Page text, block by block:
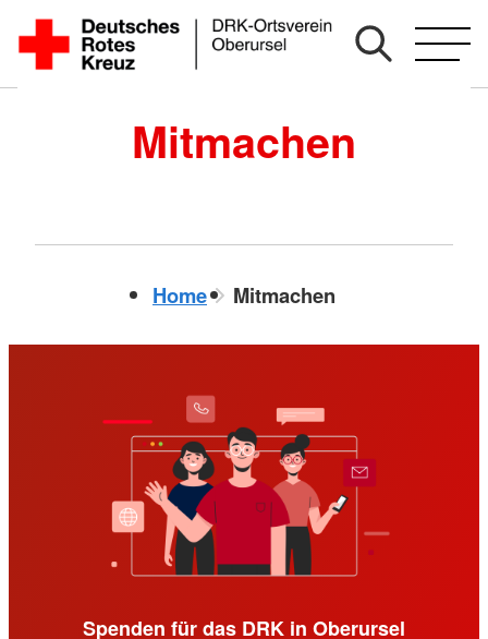
Zum
Inhalt
Mitmachen
Home Mitmachen
Spenden für das DRK in Oberursel